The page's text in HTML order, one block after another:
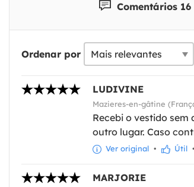
Comentários 16
Ordenar por
LUDIVINE
Mazieres-en-gâtine
Recebi o vestido
outro lugar. Caso
Ver original • Útil •
MARJORIE